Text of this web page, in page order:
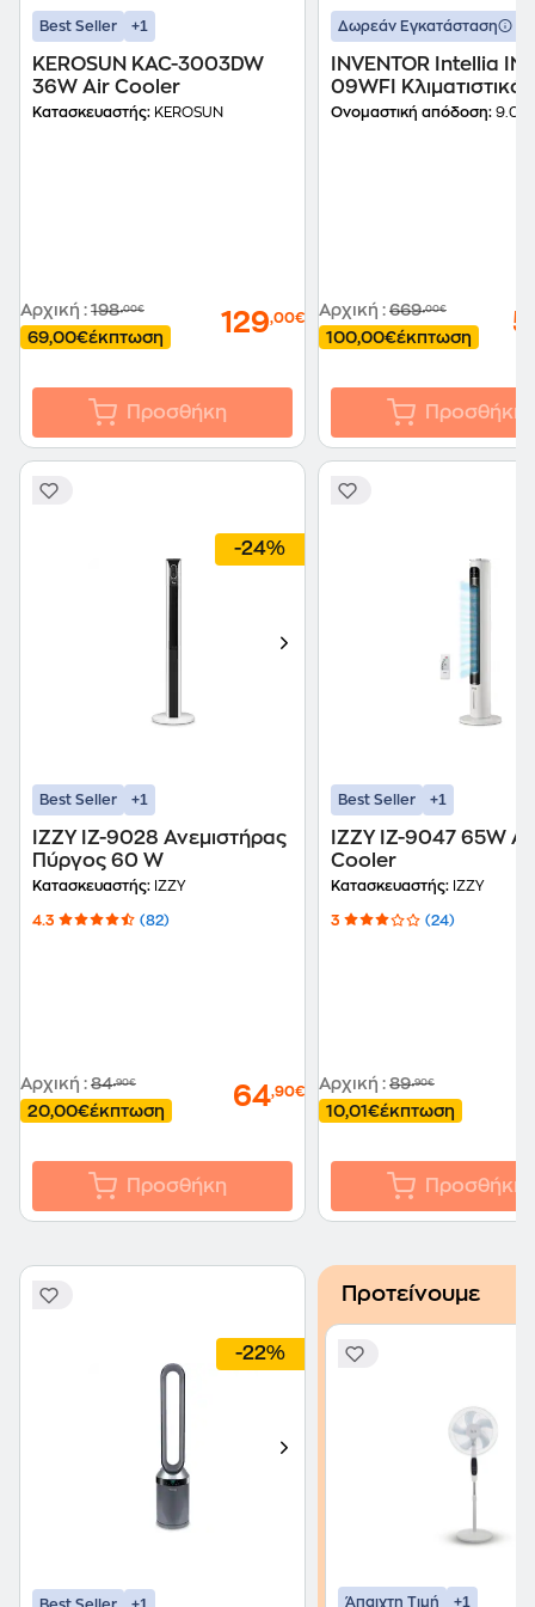
Best Seller +1
KEROSUN KAC-3003DW
36W Air Cooler
Κατασκευαστής: KEROSUN
Αρχική : 198,00€
69,00€έκπτωση 129,00€
Προσθήκη
Δωρεάν Εγκατάσταση
INVENTOR Intellia
09WFI Κλιματιστικό
Inverter 9.000 BTU
Ονομαστική απόδοση:
Αρχική : 669,00€
100,00€έκπτωση
Προσθήκη
-24%
Best Seller +1
IZZY IZ-9028 Ανεμιστήρας
Πύργος 60 W
Κατασκευαστής: IZZY
4.3 (82)
Αρχική : 84,90€
20,00€έκπτωση 64,90€
Προσθήκη
Best Seller +1
IZZY IZ-9047 65W
Cooler
Κατασκευαστής: IZZY
3 (24)
Αρχική : 89,90€
10,01€έκπτωση
Προσθήκη
-22%
Προτείνουμε
Άπαιχτη Τιμή +1